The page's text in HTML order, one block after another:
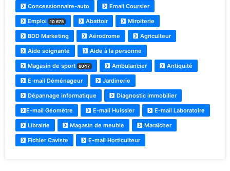
Concessionnaire-auto Email Coursier
Emploi 10 675 Abattoir Miroiterie
BDD Marketing Aérodrome Agriculteur
Aide soignante Aide à la personne
Magasin de sport 6047 Ambulancier Antiquité
E-mail Déménageur Jardinerie
Dépannage informatique Diagnostic immobilier
E-mail Géomètre E-mail Huissier E-mail Laboratoire
Librairie Magasin de meuble Maraîcher
Fichier Caviste E-mail Horticulteur